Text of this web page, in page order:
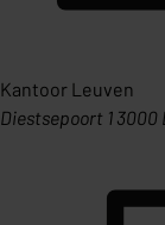
Kantoor Leuven
Diestsepoort 1 3000